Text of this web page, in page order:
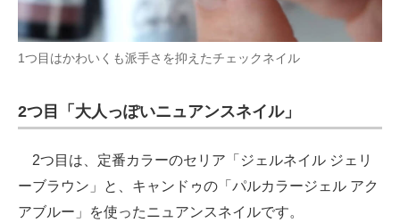
1つ目はかわいくも派手さを抑えたチェックネイル
2つ目「大人っぽいニュアンスネイル」
2つ目は、定番カラーのセリア「ジェルネイル ジェリ
ーブラウン」と、キャンドゥの「パルカラージェル アク
アブルー」を使ったニュアンスネイルです。